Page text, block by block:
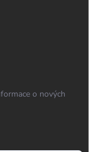
o nových